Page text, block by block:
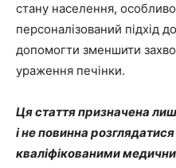
стану населення,
персоналізований підхід
допомогти зменшити
ураження печінки.
Ця стаття призначена
і не повинна
кваліфікованими